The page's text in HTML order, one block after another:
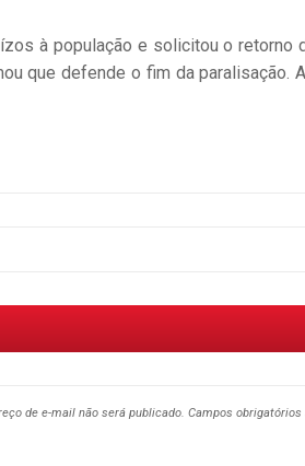
à população e solicitou o retorno
que defende o fim da paralisação.
de e-mail não será publicado. Campos